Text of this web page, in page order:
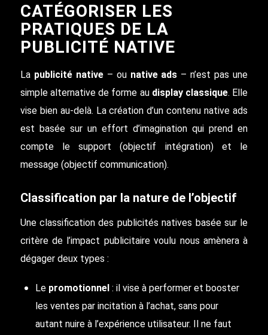
CATÉGORISER LES
PRATIQUES DE LA
PUBLICITÉ NATIVE
La publicité native– ou native ads – n’est pas une
simple alternative de forme au display classique. Elle
vise bien au-delà. La création d’un contenu native ads
est basée sur un effort d’imagination qui prend en
compte le support (objectif intégration) et le
message (objectif communication).
Classification par la nature de l’objectif
Une classification des publicités natives basée sur le
critère de l’impact publicitaire voulu nous amènera à
dégager deux types :
Le promotionnel: il vise à performer et booster
les ventes par incitation à l’achat, sans pour
autant nuire à l’expérience utilisateur. Il ne faut